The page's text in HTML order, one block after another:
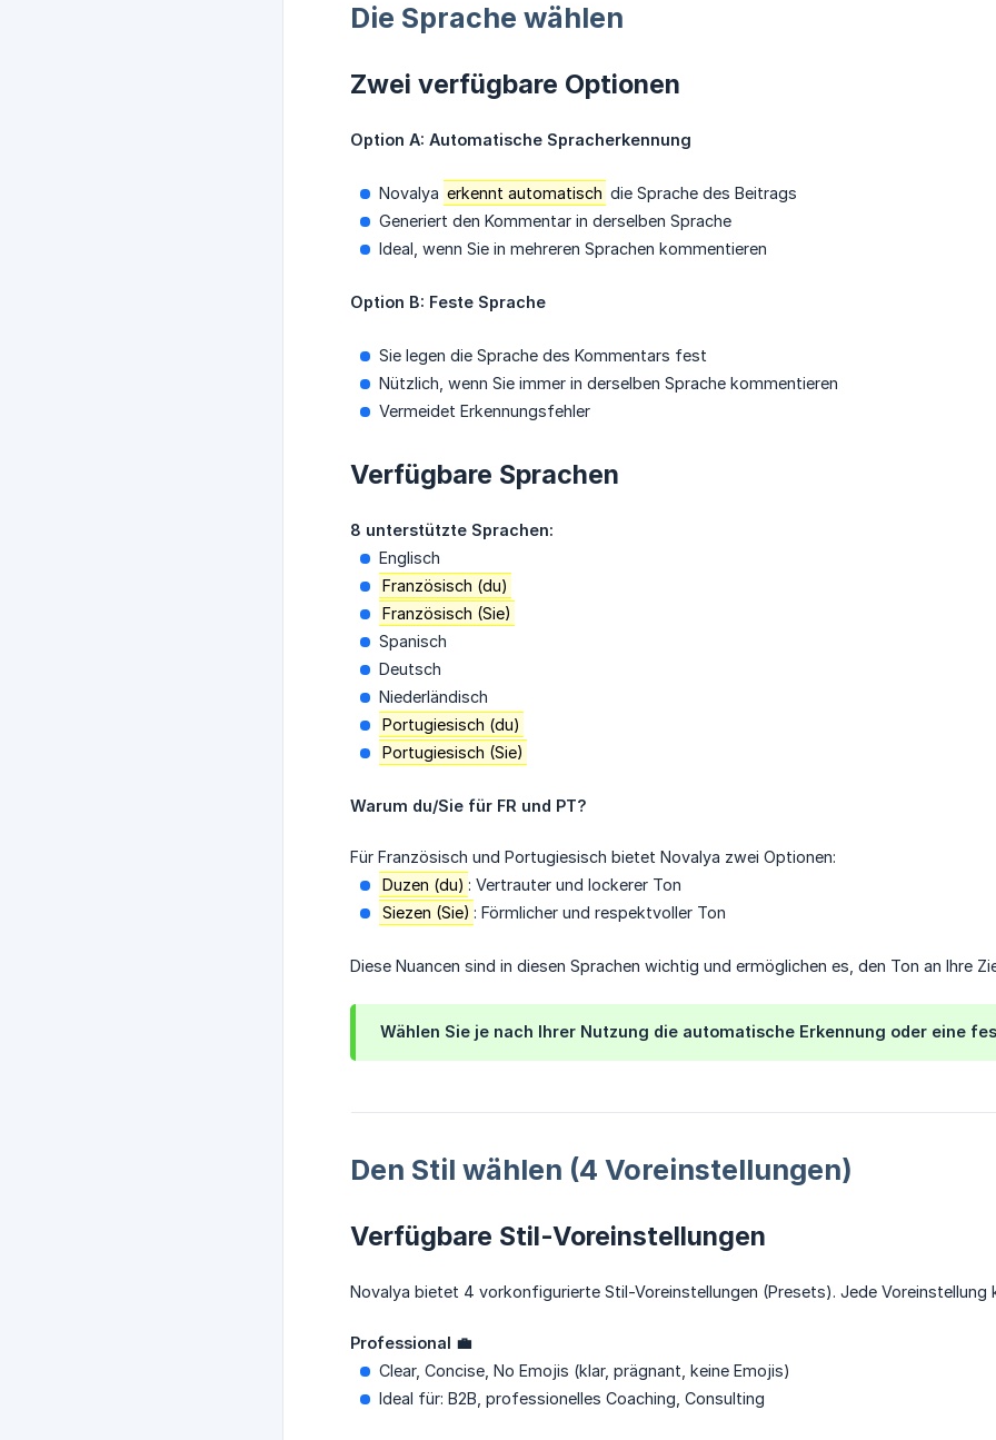
Die Sprache wählen
Zwei verfügbare Optionen
Option A: Automatische Spracherkennung
Novalya erkennt automatisch die Sprache des Beitrags
Generiert den Kommentar in derselben Sprache
Ideal, wenn Sie in mehreren Sprachen kommentieren
Option B: Feste Sprache
Sie legen die Sprache des Kommentars fest
Nützlich, wenn Sie immer in derselben Sprache kommentieren
Vermeidet Erkennungsfehler
Verfügbare Sprachen
8 unterstützte Sprachen:
Englisch
Französisch (du)
Französisch (Sie)
Spanisch
Deutsch
Niederländisch
Portugiesisch (du)
Portugiesisch (Sie)
Warum du/Sie für FR und PT?
Für Französisch und Portugiesisch bietet Novalya zwei Optionen:
Duzen (du) : Vertrauter und lockerer Ton
Siezen (Sie) : Förmlicher und respektvoller Ton
Diese Nuancen sind in diesen Sprachen wichtig und ermöglichen es, den Ton an Ihre
Wählen Sie je nach Ihrer Nutzung die automatische Erkennung oder eine
Den Stil wählen (4 Voreinstellungen)
Verfügbare Stil-Voreinstellungen
Novalya bietet 4 vorkonfigurierte Stil-Voreinstellungen (Presets). Jede Voreinstellung
Professional 💼
Clear, Concise, No Emojis (klar, prägnant, keine Emojis)
Ideal für: B2B, professionelles Coaching, Consulting